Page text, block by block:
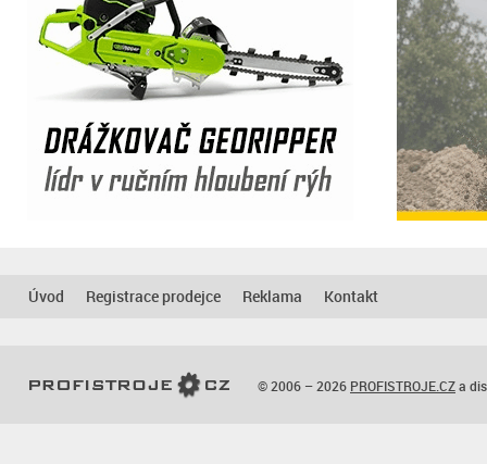
Úvod Registrace prodejce Reklama Kontakt
© 2006 – 2026 PROFISTROJE.CZa